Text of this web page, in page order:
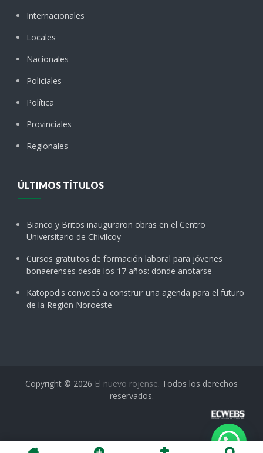
Internacionales
Locales
Nacionales
Policiales
Política
Provinciales
Regionales
ÚLTIMOS TÍTULOS
Bianco y Britos inauguraron obras en el Centro
Universitario de Chivilcoy
Cursos gratuitos de formación laboral para jóvenes
bonaerenses desde los 17 años: dónde anotarse
Katopodis convocó a construir una agenda para el futuro
de la Región Noroeste
Copyright © 2026 El nuevo rojense. Todos los derechos
reservados.